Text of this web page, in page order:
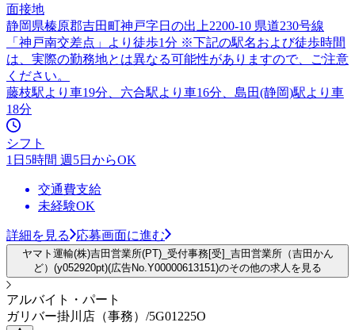
面接地
静岡県榛原郡吉田町神戸字日の出上2200-10 県道230号線
「神戸南交差点」より徒歩1分 ※下記の駅名および徒歩時間
は、実際の勤務地とは異なる可能性がありますので、ご注意
ください。
藤枝駅より車19分、六合駅より車16分、島田(静岡)駅より車
18分
シフト
1日5時間 週5日からOK
交通費支給
未経験OK
詳細を見る 応募画面に進む
ヤマト運輸(株)吉田営業所(PT)_受付事務[受]_吉田営業所（吉田かん
ど）(y052920pt)(広告No.Y00000613151)のその他の求人を見る
アルバイト・パート
ガリバー掛川店（事務）/5G01225O